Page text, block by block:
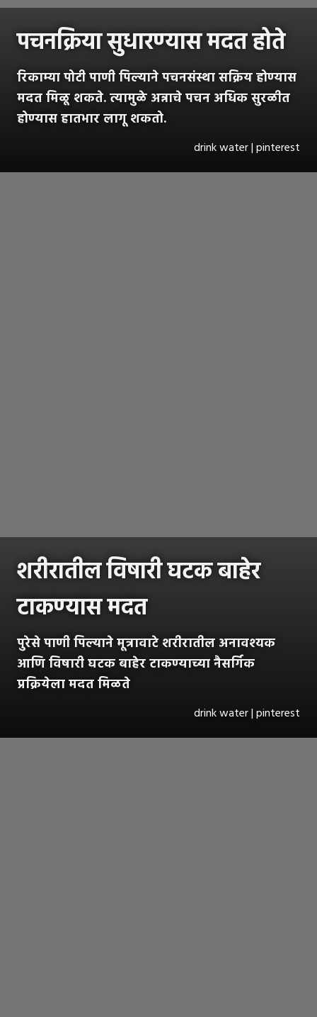
पचनक्रिया सुधारण्यास मदत होते
रिकाम्या पोटी पाणी पिल्याने पचनसंस्था सक्रिय होण्यास
मदत मिळू शकते. त्यामुळे अन्नाचे पचन अधिक सुरळीत
होण्यास हातभार लागू शकतो.
drink water | pinterest
शरीरातील विषारी घटक बाहेर
टाकण्यास मदत
पुरेसे पाणी पिल्याने मूत्रावाटे शरीरातील अनावश्यक
आणि विषारी घटक बाहेर टाकण्याच्या नैसर्गिक
प्रक्रियेला मदत मिळते
drink water | pinterest